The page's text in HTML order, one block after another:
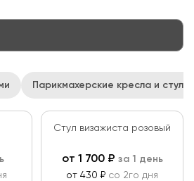
Парикмахерские кресла и стулья
Стул визажиста розовый
от 1 700₽ за 1 день
от 430 ₽ со 2го дня